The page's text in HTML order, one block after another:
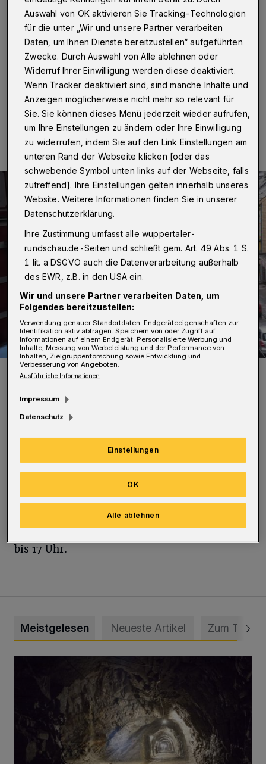
Wuppertal·Nach der Ankündigung, dass die
Wuppertaler Schwebebahn nach den Sommerferien ein
Jahr lang nur noch an den Wochenenden fahren wir,
richten die Stadtwerke (WSW) eine Hotline ein.
06.07.2020 , 19:40 Uhr Eine Minute Lesezeit
Sie ist ab August unter der Woche zunächst nicht mehr unterwegs.
Ab Dienstag (7. Juli 2020) können unter der
rund um den Schadensfall und seine
Auswirkungen eingeholt werden. Die
Auskünfte gibt es montags bis freitags von 9
bis 17 Uhr.
Meistgelesen Neueste Artikel Zum Thema
Auswahl von OK aktivieren Sie Tracking-Technologien
für die unter „Wir und unsere Partner verarbeiten
Daten, um Ihnen Dienste bereitzustellen“ aufgeführten
Zwecke. Durch Auswahl von Alle ablehnen oder
Widerruf Ihrer Einwilligung werden diese deaktiviert.
Wenn Tracker deaktiviert sind, sind manche Inhalte und
Anzeigen möglicherweise nicht mehr so relevant für
Sie. Sie können dieses Menü jederzeit wieder aufrufen,
um Ihre Einstellungen zu ändern oder Ihre Einwilligung
zu widerrufen, indem Sie auf den Link Einstellungen am
unteren Rand der Webseite klicken [oder das
schwebende Symbol unten links auf der Webseite, falls
zutreffend]. Ihre Einstellungen gelten innerhalb unseres
Website. Weitere Informationen finden Sie in unserer
Datenschutzerklärung.
Ihre Zustimmung umfasst alle wuppertaler-
rundschau.de-Seiten und schließt gem. Art. 49 Abs. 1 S.
1 lit. a DSGVO auch die Datenverarbeitung außerhalb
des EWR, z.B. in den USA ein.
Wir und unsere Partner verarbeiten Daten, um
Folgendes bereitzustellen:
Verwendung genauer Standortdaten. Endgeräteeigenschaften zur
Identifikation aktiv abfragen. Speichern von oder Zugriff auf
Informationen auf einem Endgerät. Personalisierte Werbung und
Inhalte, Messung von Werbeleistung und der Performance von
Inhalten, Zielgruppenforschung sowie Entwicklung und
Verbesserung von Angeboten.
Ausführliche Informationen
Impressum
Datenschutz
Einstellungen
Alle ablehnen
OK